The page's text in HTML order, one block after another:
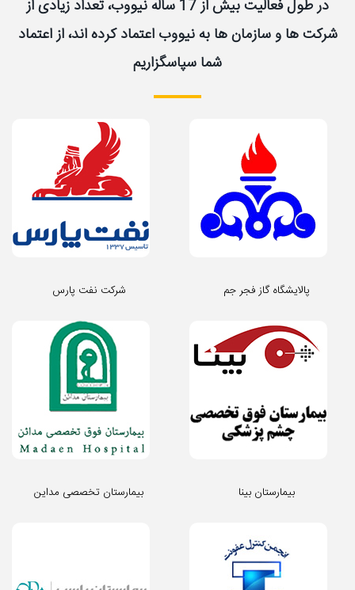
در طول فعالیت بیش از 17 ساله نیووب، تعداد زیادی از
شرکت ها و سازمان ها به نیووب اعتماد کرده اند، از اعتماد
شما سپاسگزاریم
شرکت نفت پارس پالایشگاه گاز فجر جم
بیمارستان تخصصی مداین بیمارستان بینا